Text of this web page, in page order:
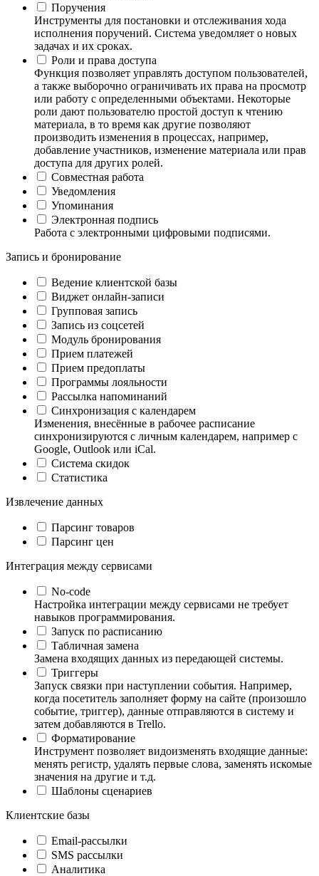
Поручения
Инструменты для постановки и отслеживания хода
исполнения поручений. Система уведомляет о новых
задачах и их сроках.
Роли и права доступа
Функция позволяет управлять доступом пользователей,
а также выборочно ограничивать их права на просмотр
или работу с определенными объектами. Некоторые
роли дают пользователю простой доступ к чтению
материала, в то время как другие позволяют
производить изменения в процессах, например,
добавление участников, изменение материала или прав
доступа для других ролей.
Совместная работа
Уведомления
Упоминания
Электронная подпись
Работа с электронными цифровыми подписями.
Запись и бронирование
Ведение клиентской базы
Виджет онлайн-записи
Групповая запись
Запись из соцсетей
Модуль бронирования
Прием платежей
Прием предоплаты
Программы лояльности
Рассылка напоминаний
Синхронизация с календарем
Изменения, внесённые в рабочее расписание
синхронизируются с личным календарем, например с
Google, Outlook или iCal.
Система скидок
Статистика
Извлечение данных
Парсинг товаров
Парсинг цен
Интеграция между сервисами
No-code
Настройка интеграции между сервисами не требует
навыков программирования.
Запуск по расписанию
Табличная замена
Замена входящих данных из передающей системы.
Триггеры
Запуск связки при наступлении события. Например,
когда посетитель заполняет форму на сайте (произошло
событие, триггер), данные отправляются в систему и
затем добавляются в Trello.
Форматирование
Инструмент позволяет видоизменять входящие данные:
менять регистр, удалять первые слова, заменять искомые
значения на другие и т.д.
Шаблоны сценариев
Клиентские базы
Email-рассылки
SMS рассылки
Аналитика